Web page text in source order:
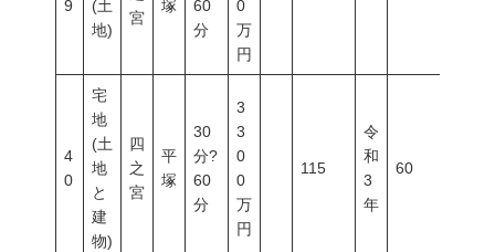
9
(土
地)
宮
塚
60
分
0
万
円
4
0
宅
地
(土
地
と
建
物)
四
之
宮
平
塚
30
分?
60
分
3
3
0
0
万
円
115
令
和
3
年
60